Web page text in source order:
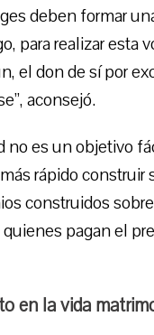
deben formar
para realizar
el don de sí por
aconsejó.
no es un objetivo
rápido construir
construidos
pagan el
en la vida